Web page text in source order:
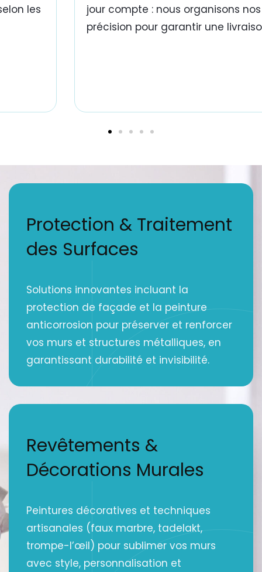
les
jour compte : nous organisons
précision pour garantir une
Protection & Traitement
des Surfaces
Solutions innovantes incluant la
protection de façade et la peinture
anticorrosion pour préserver et renforcer
vos murs et structures métalliques, en
garantissant durabilité et invisibilité.
Revêtements &
Décorations Murales
Peintures décoratives et techniques
artisanales (faux marbre, tadelakt,
trompe-l’œil) pour sublimer vos murs
avec style, personnalisation et